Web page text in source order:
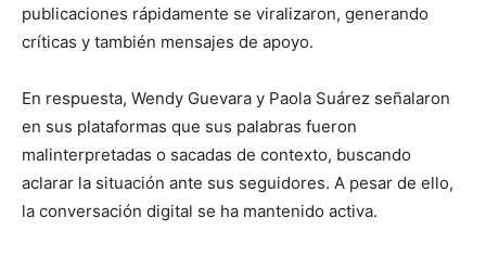
publicaciones rápidamente se viralizaron, generando
críticas y también mensajes de apoyo.
En respuesta, Wendy Guevara y Paola Suárez señalaron
en sus plataformas que sus palabras fueron
malinterpretadas o sacadas de contexto, buscando
aclarar la situación ante sus seguidores. A pesar de ello,
la conversación digital se ha mantenido activa.